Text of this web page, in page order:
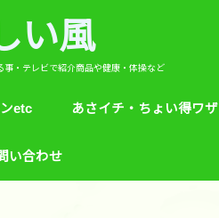
い風
事・テレビで紹介商品や健康・体操など
etc
に入り
あさイチ・ちょい得ワザ
い合わせ